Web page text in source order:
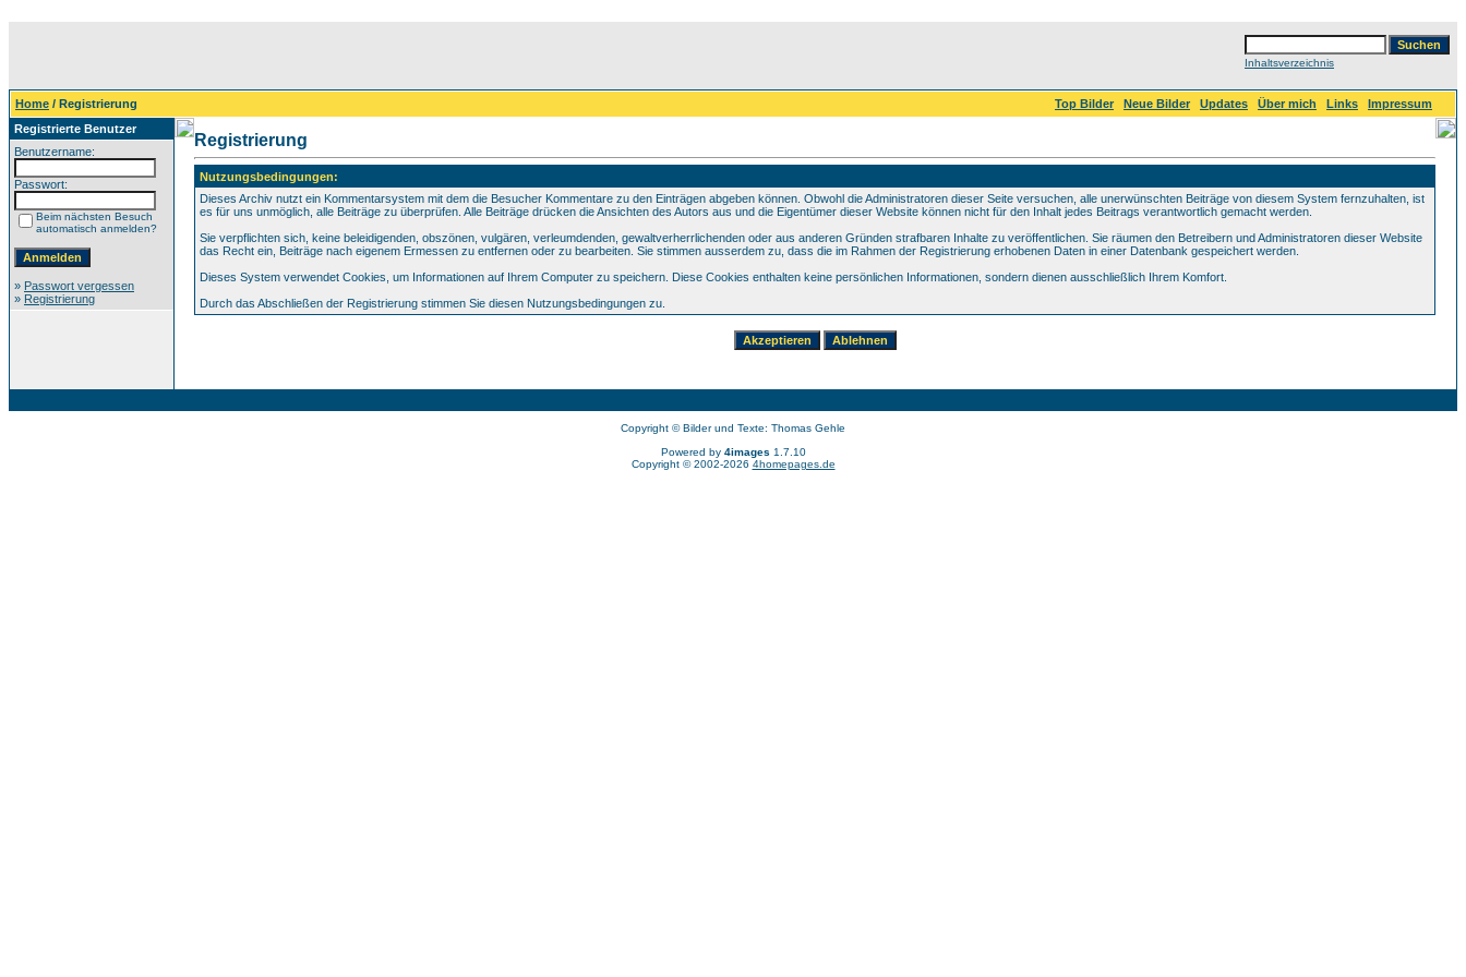
Inhaltsverzeichnis
Home / Registrierung Top Bilder Neue Bilder Updates Über mich Links
Impressum
Registrierte Benutzer
Benutzername:
Passwort:
Beim nächsten Besuch
automatisch anmelden?
» Passwort vergessen
» Registrierung
Registrierung
Nutzungsbedingungen:
Dieses Archiv nutzt ein Kommentarsystem mit dem die Besucher Kommentare zu den Einträgen abgeben können. Obwohl die Administratoren dieser Seite versuchen, alle unerwünschten Beiträge von diesem System fernzuhalten, ist
es für uns unmöglich, alle Beiträge zu überprüfen. Alle Beiträge drücken die Ansichten des Autors aus und die Eigentümer dieser Website können nicht für den Inhalt jedes Beitrags verantwortlich gemacht werden.
Sie verpflichten sich, keine beleidigenden, obszönen, vulgären, verleumdenden, gewaltverherrlichenden oder aus anderen Gründen strafbaren Inhalte zu veröffentlichen. Sie räumen den Betreibern und Administratoren dieser Website
das Recht ein, Beiträge nach eigenem Ermessen zu entfernen oder zu bearbeiten. Sie stimmen ausserdem zu, dass die im Rahmen der Registrierung erhobenen Daten in einer Datenbank gespeichert werden.
Dieses System verwendet Cookies, um Informationen auf Ihrem Computer zu speichern. Diese Cookies enthalten keine persönlichen Informationen, sondern dienen ausschließlich Ihrem Komfort.
Durch das Abschließen der Registrierung stimmen Sie diesen Nutzungsbedingungen zu.
Copyright © Bilder und Texte: Thomas Gehle
Powered by 4images 1.7.10
Copyright © 2002-2026 4homepages.de